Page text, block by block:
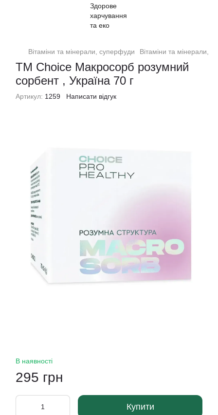
Вітаміни та мінерали, суперфуди Вітаміни та мінерали,
ТМ Choice Макросорб розумний
сорбент , Україна 70 г
Артикул: 1259 Написати відгук
В наявності
295 грн
Купити